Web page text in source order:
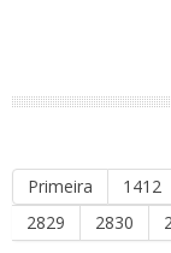
Primeira 1412
2829
2830